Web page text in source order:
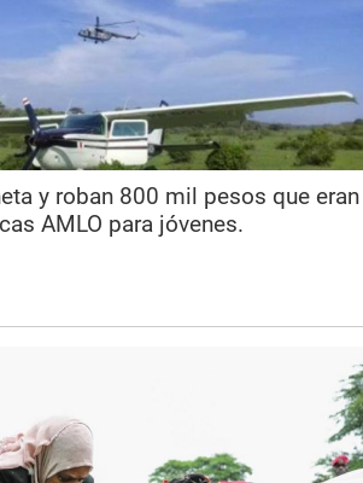
y roban 800 mil pesos que eran
AMLO para jóvenes.